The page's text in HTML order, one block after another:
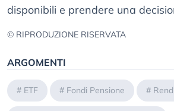
disponibili e prendere una
© RIPRODUZIONE RISERVATA
ARGOMENTI
# ETF # Fondi Pensione #